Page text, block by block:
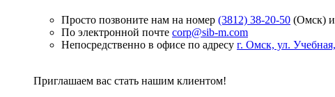
Просто позвоните нам на номер (3812) 38-20-50 (Омск)
По электронной почте corp@sib-m.com
Непосредственно в офисе по адресу г. Омск, ул.
Приглашаем вас стать нашим клиентом!